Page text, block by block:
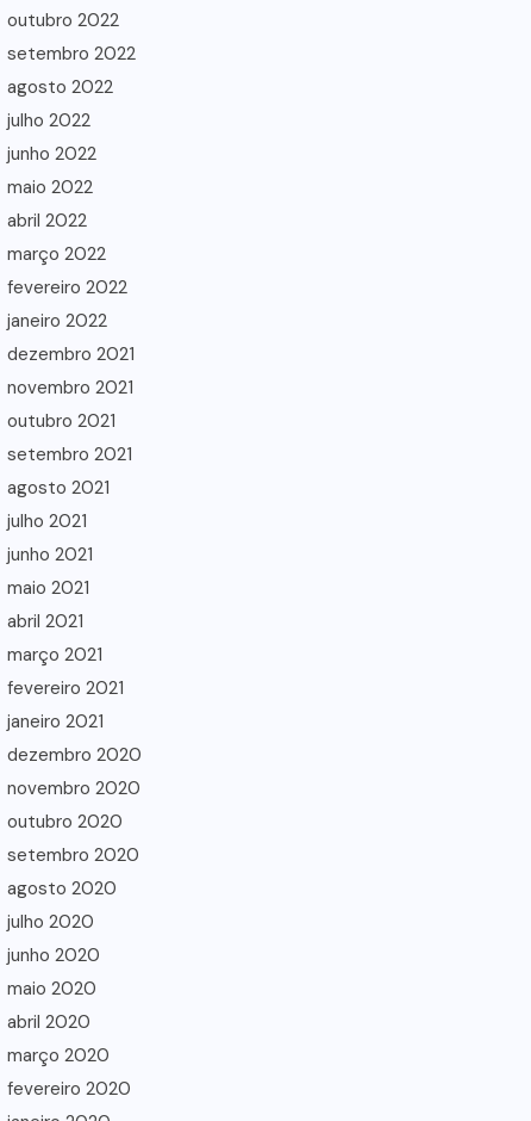
outubro 2022
setembro 2022
agosto 2022
julho 2022
junho 2022
maio 2022
abril 2022
março 2022
fevereiro 2022
janeiro 2022
dezembro 2021
novembro 2021
outubro 2021
setembro 2021
agosto 2021
julho 2021
junho 2021
maio 2021
abril 2021
março 2021
fevereiro 2021
janeiro 2021
dezembro 2020
novembro 2020
outubro 2020
setembro 2020
agosto 2020
julho 2020
junho 2020
maio 2020
abril 2020
março 2020
fevereiro 2020